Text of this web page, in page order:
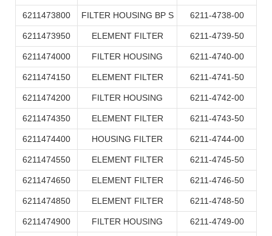
6211473800 FILTER HOUSING BP S 6211-4738-00
6211473950 ELEMENT FILTER 6211-4739-50
6211474000 FILTER HOUSING 6211-4740-00
6211474150 ELEMENT FILTER 6211-4741-50
6211474200 FILTER HOUSING 6211-4742-00
6211474350 ELEMENT FILTER 6211-4743-50
6211474400 HOUSING FILTER 6211-4744-00
6211474550 ELEMENT FILTER 6211-4745-50
6211474650 ELEMENT FILTER 6211-4746-50
6211474850 ELEMENT FILTER 6211-4748-50
6211474900 FILTER HOUSING 6211-4749-00